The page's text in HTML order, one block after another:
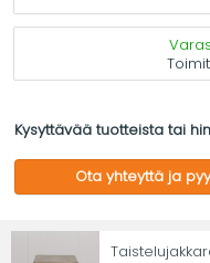
Kysyttävää tuotteista tai
Ota yhteyttä ja